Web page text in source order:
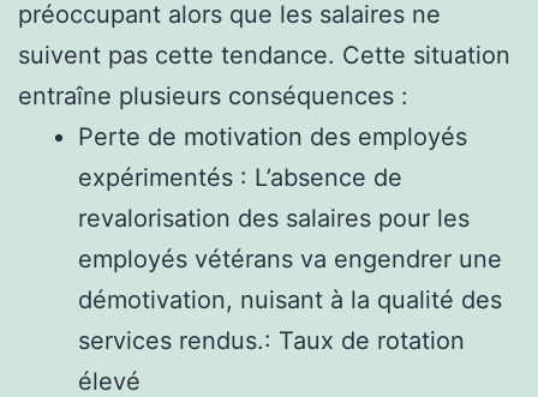
préoccupant alors que les salaires ne
suivent pas cette tendance. Cette situation
entraîne plusieurs conséquences :
Perte de motivation des employés
expérimentés : L’absence de
revalorisation des salaires pour les
employés vétérans va engendrer une
démotivation, nuisant à la qualité des
services rendus.: Taux de rotation
élevé